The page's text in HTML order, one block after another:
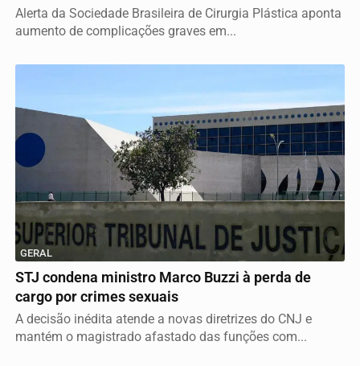
Alerta da Sociedade Brasileira de Cirurgia Plástica aponta
aumento de complicações graves em...
GERAL
STJ condena ministro Marco Buzzi à perda de
cargo por crimes sexuais
A decisão inédita atende a novas diretrizes do CNJ e
mantém o magistrado afastado das funções com...